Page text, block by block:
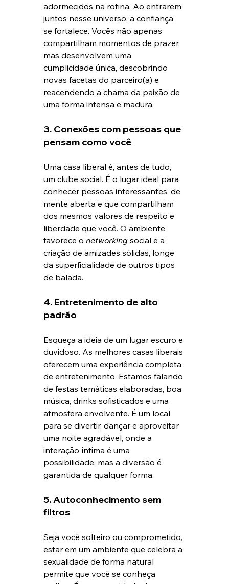
adormecidos na rotina. Ao entrarem
juntos nesse universo, a confiança
se fortalece. Vocês não apenas
compartilham momentos de prazer,
mas desenvolvem uma
cumplicidade única, descobrindo
novas facetas do parceiro(a) e
reacendendo a chama da paixão de
uma forma intensa e madura.
3. Conexões com pessoas que
pensam como você
Uma casa liberal é, antes de tudo,
um clube social. É o lugar ideal para
conhecer pessoas interessantes, de
mente aberta e que compartilham
dos mesmos valores de respeito e
liberdade que você. O ambiente
favorece o networking social e a
criação de amizades sólidas, longe
da superficialidade de outros tipos
de balada.
4. Entretenimento de alto
padrão
Esqueça a ideia de um lugar escuro e
duvidoso. As melhores casas liberais
oferecem uma experiência completa
de entretenimento. Estamos falando
de festas temáticas elaboradas, boa
música, drinks sofisticados e uma
atmosfera envolvente. É um local
para se divertir, dançar e aproveitar
uma noite agradável, onde a
interação íntima é uma
possibilidade, mas a diversão é
garantida de qualquer forma.
5. Autoconhecimento sem
filtros
Seja você solteiro ou comprometido,
estar em um ambiente que celebra a
sexualidade de forma natural
permite que você se conheça